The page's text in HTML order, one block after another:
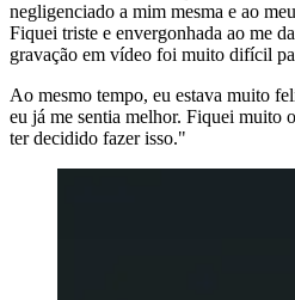
negligenciado a mim mesma e ao
Fiquei triste e envergonhada ao me
gravação em vídeo foi muito difícil
Ao mesmo tempo, eu estava muito
eu já me sentia melhor. Fiquei muito
ter decidido fazer isso."